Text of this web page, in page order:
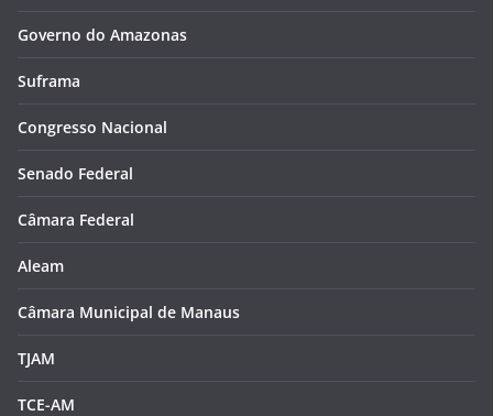
Governo do Amazonas
Suframa
Congresso Nacional
Senado Federal
Câmara Federal
Aleam
Câmara Municipal de Manaus
TJAM
TCE-AM